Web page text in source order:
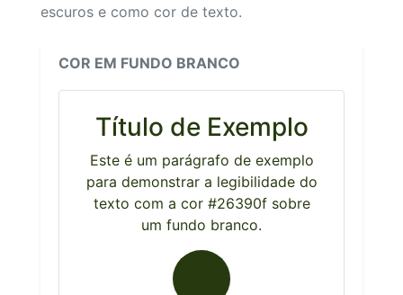
escuros e como cor de texto.
COR EM FUNDO BRANCO
Título de Exemplo
Este é um parágrafo de exemplo
para demonstrar a legibilidade do
texto com a cor #26390f sobre
um fundo branco.